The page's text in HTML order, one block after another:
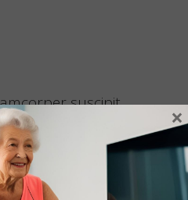
suscipit
ex ea
claritatem
duis autem
×